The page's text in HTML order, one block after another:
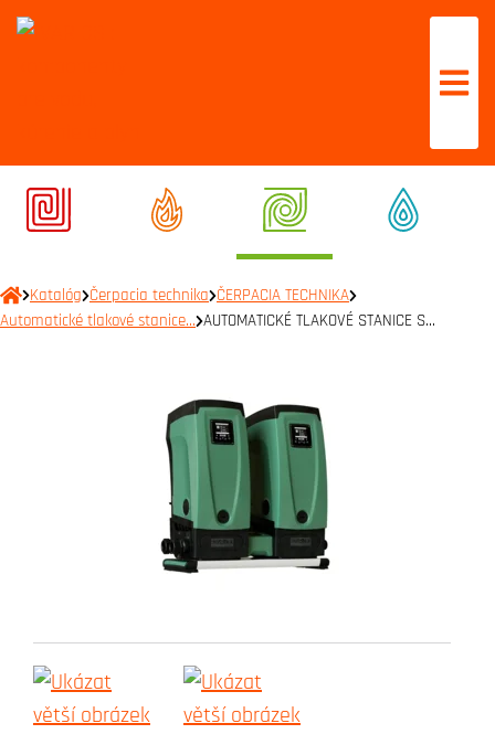
Katalóg Čerpacia technika ČERPACIA TECHNIKA
Automatické tlakové stanice… AUTOMATICKÉ TLAKOVÉ STANICE S…